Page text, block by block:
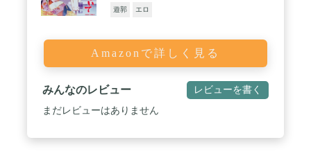
遊郭 エロ
Amazonで詳しく見る
みんなのレビュー レビューを書く
まだレビューはありません